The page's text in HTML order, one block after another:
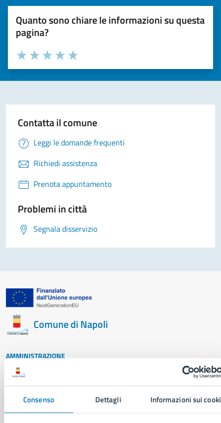
Consenso Dettagli Informazioni sui
Quanto sono chiare le informazioni su questa
pagina?
Valuta la chiarezza delle informazioni (da 1 a 5 stelle)
Seleziona il numero di stelle per valutare la chiarezza delle
Valuta 5 stelle su 5
Valuta 4 stelle su 5
Valuta 3 stelle su 5
Valuta 2 stelle su 5
Valuta 1 stelle su 5
Contatta il comune
Leggi le domande frequenti
Richiedi assistenza
Prenota appuntamento
Problemi in città
Segnala disservizio
Comune di Napoli
AMMINISTRAZIONE
Aree amministrative
Municipalità